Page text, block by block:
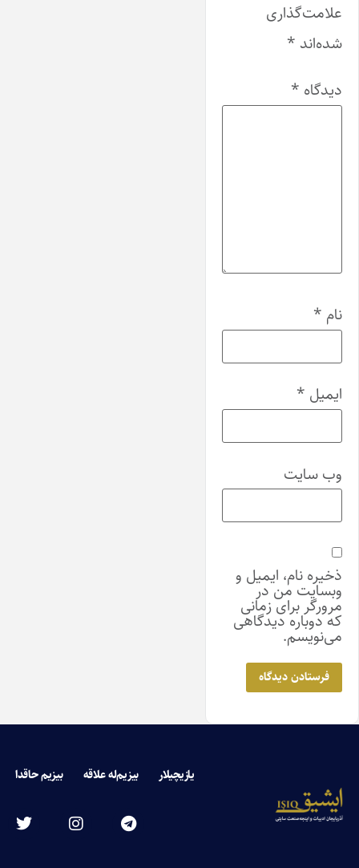
علامت‌گذاری
شده‌اند *
دیدگاه *
نام *
ایمیل *
وب‌ سایت
ذخیره نام، ایمیل و
وبسایت من در
مرورگر برای زمانی
که دوباره دیدگاهی
می‌نویسم.
یازیچیلار بیزیم‌له علاقه بیزیم حاقدا